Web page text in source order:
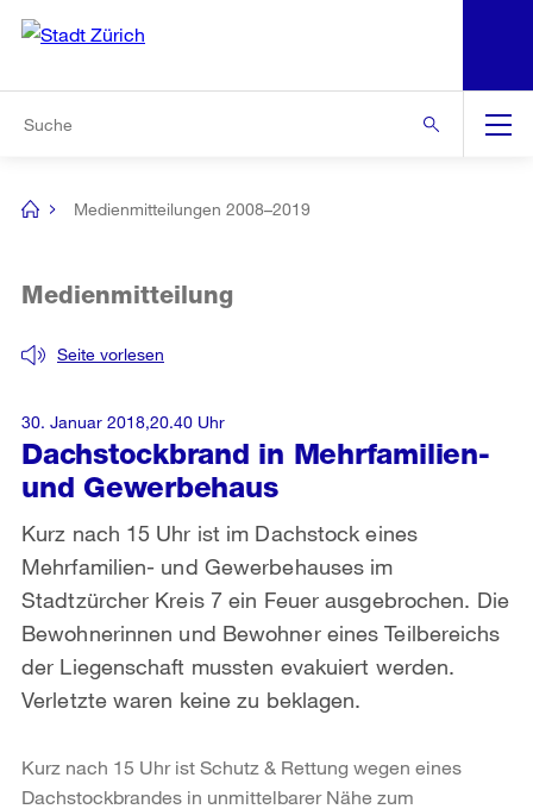
Navigation
[no
Medienmitteilungen 2008–2019
Dachstockbrand in Mehrfamilien-
und Gewerbehaus
Seite vorlesen
Medienmitteilung
Kurz nach 15 Uhr ist im Dachstock eines
Mehrfamilien- und Gewerbehauses im
Stadtzürcher Kreis 7 ein Feuer ausgebrochen. Die
Bewohnerinnen und Bewohner eines Teilbereichs
der Liegenschaft mussten evakuiert werden.
Verletzte waren keine zu beklagen.
30. Januar 2018,20.40 Uhr
Kurz nach 15 Uhr ist Schutz & Rettung wegen eines
Dachstockbrandes in unmittelbarer Nähe zum